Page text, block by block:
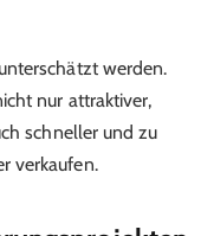
werden.
nur attraktiver,
schneller und zu
verkaufen.